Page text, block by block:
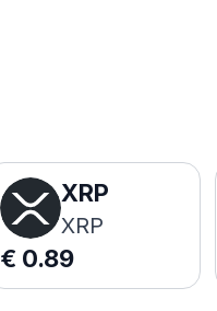
XRP
XRP
€ 0.89